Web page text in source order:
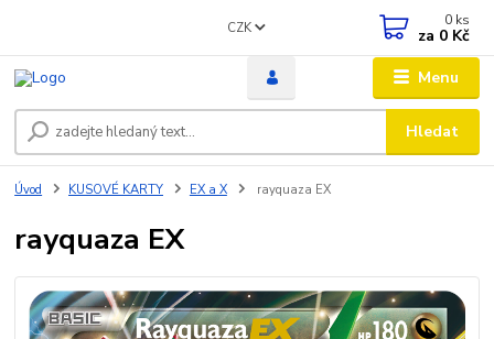
Menu
CZK
Hledat
0 ks
za 0 Kč
Úvod KUSOVÉ KARTY EX a X rayquaza EX
rayquaza EX